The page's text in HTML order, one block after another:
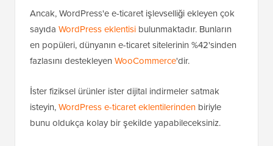
Ancak, WordPress'e e-ticaret işlevselliği ekleyen çok
sayıda WordPress eklentisi bulunmaktadır. Bunların
en popüleri, dünyanın e-ticaret sitelerinin %42'sinden
fazlasını destekleyen WooCommerce'dir.
İster fiziksel ürünler ister dijital indirmeler satmak
isteyin,WordPress e-ticaret eklentilerinden biriyle
bunu oldukça kolay bir şekilde yapabileceksiniz.